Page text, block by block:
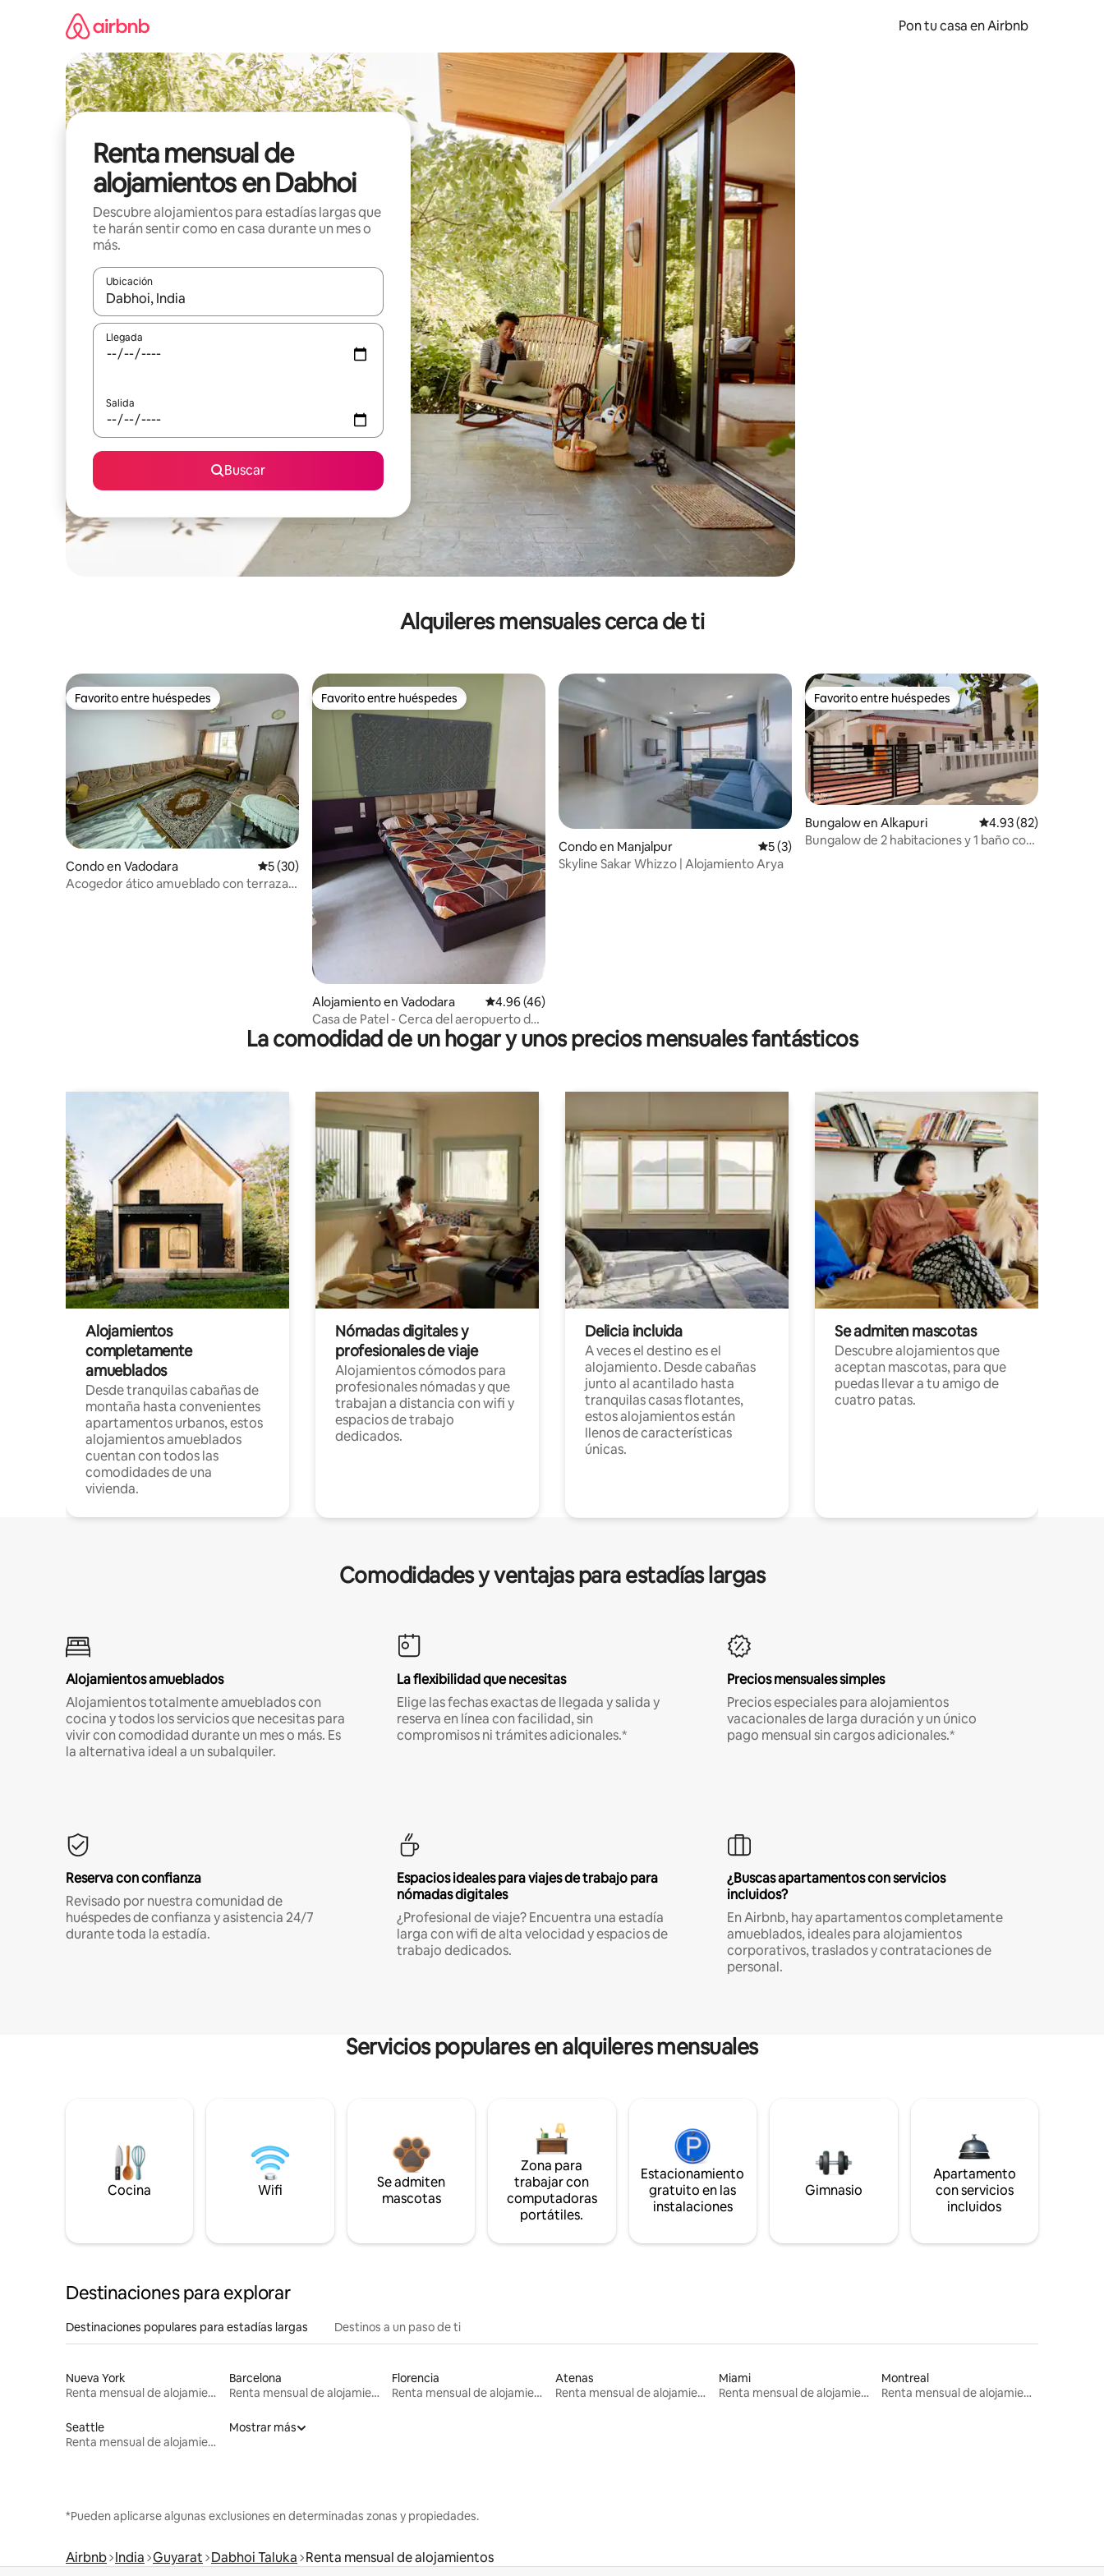
Pon tu casa en Airbnb
Renta mensual de
alojamientos en Dabhoi
Descubre alojamientos para estadías largas que
te harán sentir como en casa durante un mes o
más.
Ubicación
Cuando los resultados estén disponibles, navega con las teclas de flecha hacia arriba y hacia abajo o explora con el tacto o desliza el dedo.
Llegada
Salida
Buscar
Alquileres mensuales cerca de ti
Favorito entre huéspedes
Favorito entre huéspedes
Condo en Vadodara Calificación promedio: 5 de 5, 30 reseñas
5 (30)
Acogedor ático amueblado con terraza
Favorito entre huéspedes
Favorito entre huéspedes
Alojamiento en Vadodara Calificación promedio: 4.96 de 5, 46 reseñas
4.96 (46)
Casa de Patel - Cerca del aeropuerto de
Vadodara/Amit Nagar
Condo en Manjalpur Calificación promedio: 5 de 5, 3 reseñas
5 (3)
Skyline Sakar Whizzo | Alojamiento Arya
Favorito entre huéspedes
Favorito entre huéspedes
Bungalow en Alkapuri Calificación
4.93 (82)
Bungalow de 2 habitaciones y 1 baño con
La comodidad de un hogar y unos precios mensuales fantásticos
Alojamientos
completamente
amueblados
Desde tranquilas cabañas de
montaña hasta convenientes
apartamentos urbanos, estos
alojamientos amueblados
cuentan con todos las
comodidades de una
vivienda.
Nómadas digitales y
profesionales de viaje
Alojamientos cómodos para
profesionales nómadas y que
trabajan a distancia con wifi y
espacios de trabajo
dedicados.
Delicia incluida
A veces el destino es el
alojamiento. Desde cabañas
junto al acantilado hasta
tranquilas casas flotantes,
estos alojamientos están
llenos de características
únicas.
Se admiten mascotas
Descubre alojamientos que
aceptan mascotas, para que
puedas llevar a tu amigo de
cuatro patas.
Comodidades y ventajas para estadías largas
Alojamientos amueblados
Alojamientos totalmente amueblados con
cocina y todos los servicios que necesitas para
vivir con comodidad durante un mes o más. Es
la alternativa ideal a un subalquiler.
La flexibilidad que necesitas
Elige las fechas exactas de llegada y salida y
reserva en línea con facilidad, sin
compromisos ni trámites adicionales.*
Precios mensuales simples
Precios especiales para alojamientos
vacacionales de larga duración y un único
pago mensual sin cargos adicionales.*
Reserva con confianza
Revisado por nuestra comunidad de
huéspedes de confianza y asistencia 24/7
durante toda la estadía.
Espacios ideales para viajes de trabajo para
nómadas digitales
¿Profesional de viaje? Encuentra una estadía
larga con wifi de alta velocidad y espacios de
trabajo dedicados.
¿Buscas apartamentos con servicios
incluidos?
En Airbnb, hay apartamentos completamente
amueblados, ideales para alojamientos
corporativos, traslados y contrataciones de
personal.
Servicios populares en alquileres mensuales
Cocina Wifi
Se admiten
mascotas
Zona para
trabajar con
computadoras
portátiles.
Estacionamiento
gratuito en las
instalaciones
Gimnasio
Apartamento
con servicios
incluidos
Destinaciones para explorar
Destinaciones populares para estadías largas Destinos a un paso de ti
Nueva York
Renta mensual de alojamientos
Barcelona
Renta mensual de alojamientos
Florencia
Renta mensual de alojamientos
Atenas
Renta mensual de alojamientos
Miami
Renta mensual de alojamientos
Montreal
Renta mensual de alojamientos
Seattle
Renta mensual de alojamientos
Mostrar más
*Pueden aplicarse algunas exclusiones en determinadas zonas y propiedades.
Airbnb India Guyarat Dabhoi Taluka Renta mensual de alojamientos